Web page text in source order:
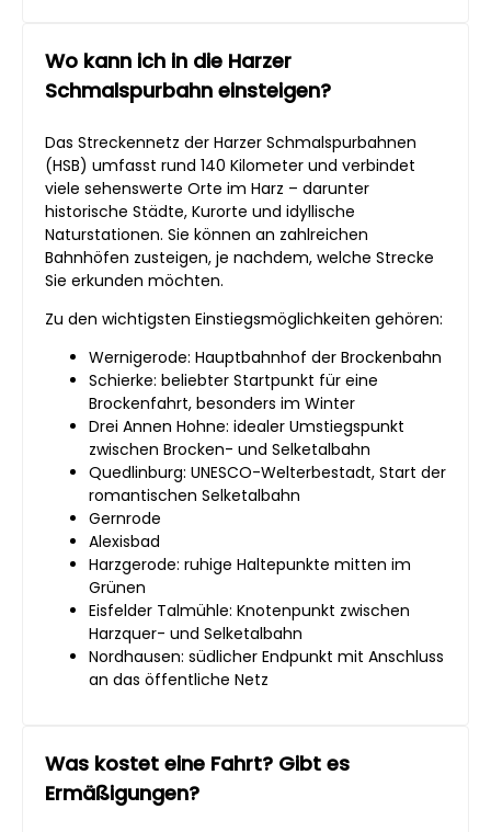
Wo kann ich in die Harzer
Schmalspurbahn einsteigen?
Das Streckennetz der Harzer Schmalspurbahnen
(HSB) umfasst rund 140 Kilometer und verbindet
viele sehenswerte Orte im Harz – darunter
historische Städte, Kurorte und idyllische
Naturstationen. Sie können an zahlreichen
Bahnhöfen zusteigen, je nachdem, welche Strecke
Sie erkunden möchten.
Zu den wichtigsten Einstiegsmöglichkeiten gehören:
Wernigerode: Hauptbahnhof der Brockenbahn
Schierke: beliebter Startpunkt für eine
Brockenfahrt, besonders im Winter
Drei Annen Hohne: idealer Umstiegspunkt
zwischen Brocken- und Selketalbahn
Quedlinburg: UNESCO-Welterbestadt, Start der
romantischen Selketalbahn
Gernrode
Alexisbad
Harzgerode: ruhige Haltepunkte mitten im
Grünen
Eisfelder Talmühle: Knotenpunkt zwischen
Harzquer- und Selketalbahn
Nordhausen: südlicher Endpunkt mit Anschluss
an das öffentliche Netz
Was kostet eine Fahrt? Gibt es
Ermäßigungen?